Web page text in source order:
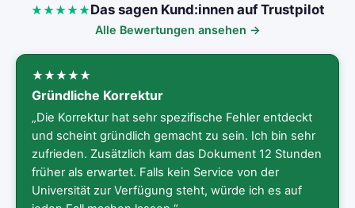
Das sagen Kund:innen auf Trustpilot
Alle Bewertungen ansehen →
Gründliche Korrektur
„Die Korrektur hat sehr spezifische Fehler entdeckt
und scheint gründlich gemacht zu sein. Ich bin sehr
zufrieden. Zusätzlich kam das Dokument 12 Stunden
früher als erwartet. Falls kein Service von der
Universität zur Verfügung steht, würde ich es auf